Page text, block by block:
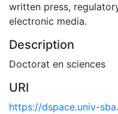
written press,
electronic media.
Description
Doctorat en sciences
URI
https://dspace.univ-